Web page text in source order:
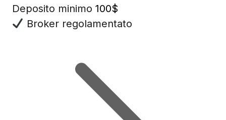
Deposito minimo 100$
Broker regolamentato